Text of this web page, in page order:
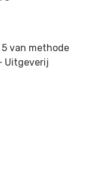
van methode
Uitgeverij